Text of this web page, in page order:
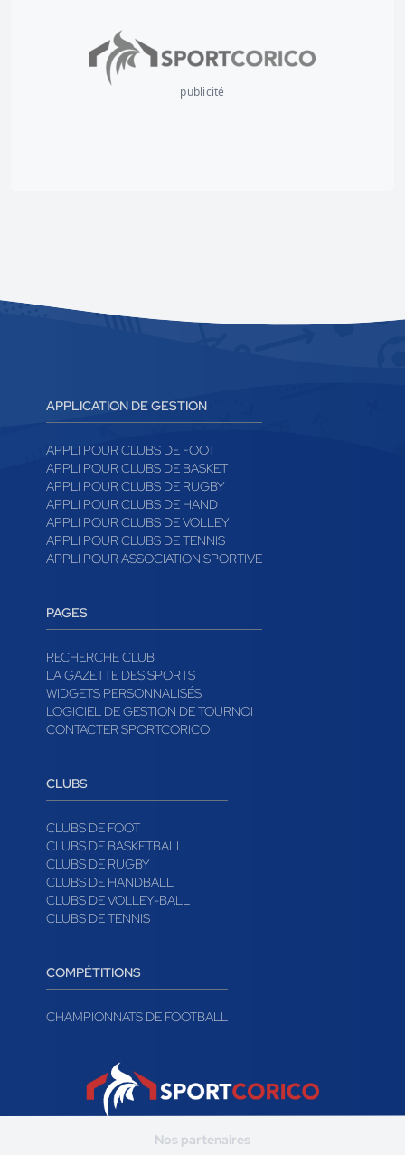
APPLICATION DE GESTION
APPLI POUR CLUBS DE FOOT
APPLI POUR CLUBS DE BASKET
APPLI POUR CLUBS DE RUGBY
APPLI POUR CLUBS DE HAND
APPLI POUR CLUBS DE VOLLEY
PAGES
RECHERCHE CLUB
LA GAZETTE DES SPORTS
WIDGETS PERSONNALISÉS
CLUBS
CLUBS DE FOOT
CLUBS DE BASKETBALL
CLUBS DE RUGBY
CLUBS DE HANDBALL
CLUBS DE TENNIS
COMPÉTITIONS
CHAMPIONNATS DE FOOTBALL